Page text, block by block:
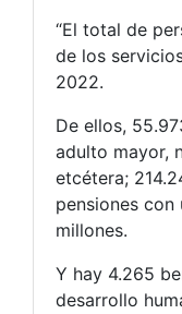
“El total de
de los
2022.
De ellos,
adulto mayor,
etcétera;
pensiones con
millones.
Y hay 4.265
desarrollo